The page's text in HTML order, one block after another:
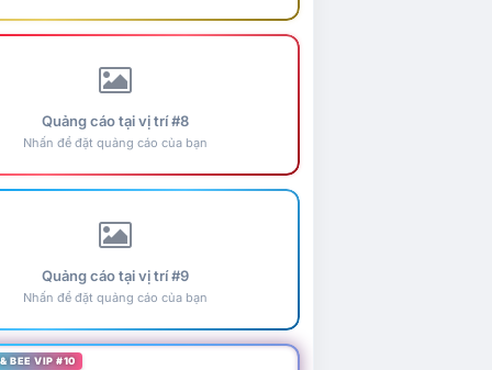
Quảng cáo tại vị trí #8
Nhấn để đặt quảng cáo của bạn
Quảng cáo tại vị trí #9
Nhấn để đặt quảng cáo của bạn
BEE VIP #10